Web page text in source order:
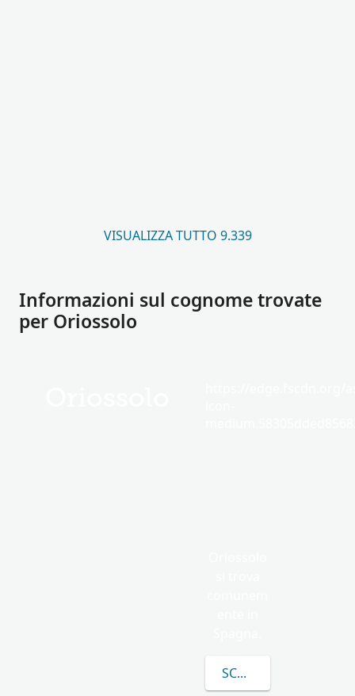
VISUALIZZA TUTTO 9.339
Informazioni sul cognome trovate
per Oriossolo
SCOPRI DI PIÙ SU